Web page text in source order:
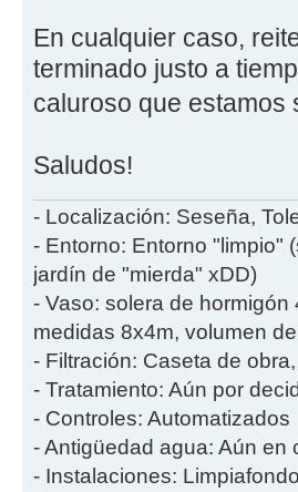
En cualquier caso,
terminado justo a
caluroso que estamos
Saludos!
- Localización: Seseña,
- Entorno: Entorno "limpio"
jardín de "mierda" xDD)
- Vaso: solera de
medidas 8x4m, volumen
- Filtración: Caseta de
- Tratamiento: Aún por
- Controles: Automatizados
- Antigüedad agua: Aún en
- Instalaciones: